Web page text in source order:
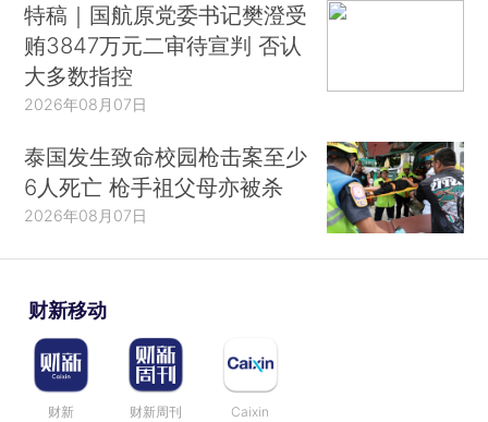
特稿｜国航原党委书记樊澄受
贿3847万元二审待宣判 否认
大多数指控
2026年08月07日
泰国发生致命校园枪击案至少
6人死亡 枪手祖父母亦被杀
2026年08月07日
财新移动
财新 财新周刊 Caixin